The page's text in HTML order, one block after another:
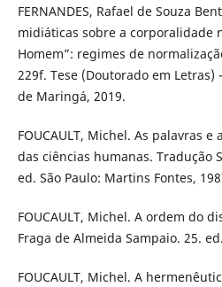
FERNANDES, Rafael de Souza
midiáticas sobre a corporalidade
Homem”: regimes de
229f. Tese (Doutorado em Letras)
de Maringá, 2019.
FOUCAULT, Michel. As palavras
das ciências humanas. Tradução
ed. São Paulo: Martins Fontes,
FOUCAULT, Michel. A ordem do
Fraga de Almeida Sampaio. 25.
FOUCAULT, Michel. A